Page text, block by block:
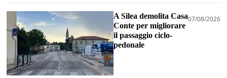
A Silea demolita Casa
Conte per migliorare
il passaggio ciclo-
pedonale
07/08/2026